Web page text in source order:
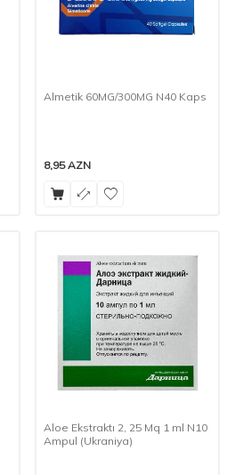
Almetik 60MG/300MG N40 Kaps
8,95AZN
Aloe Ekstraktı 2, 25 Mq 1 ml N10
Ampul (Ukraniya)